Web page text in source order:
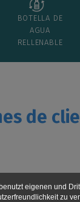
BOTELLA DE
AGUA
RELLENABLE
de
eigenen und
zu